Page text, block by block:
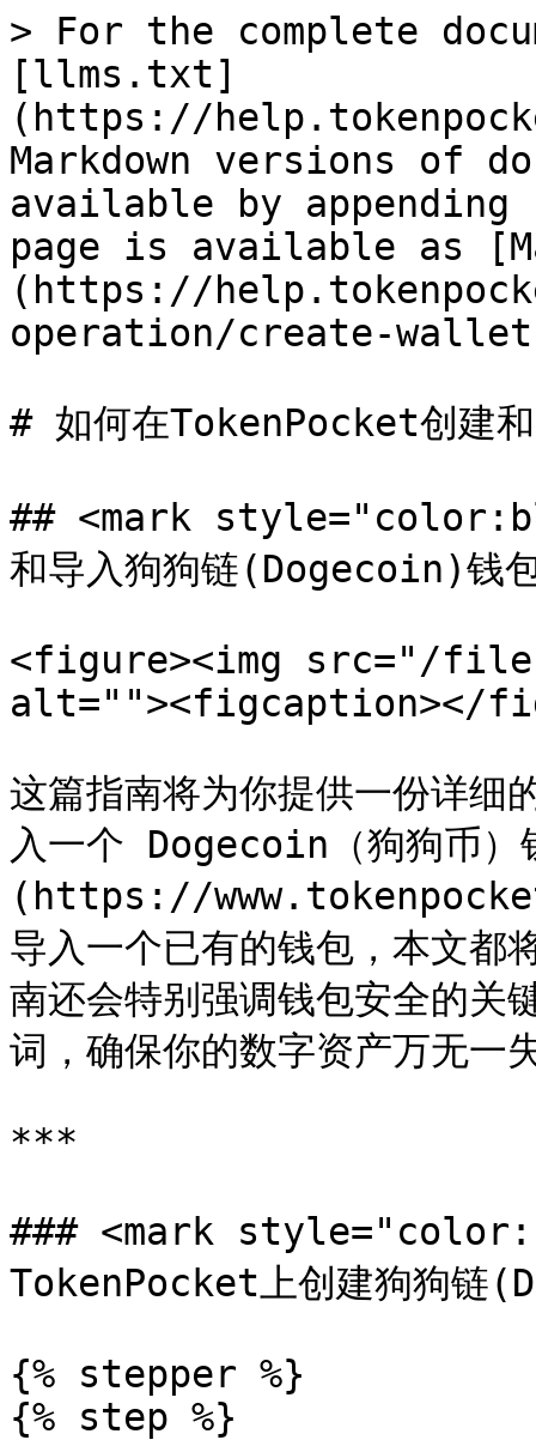
> For the complete
[llms.txt]
(https://
Markdown versions of
available by
page is available as
(https://
operation/create-
# 如何在TokenPocket创建
## <mark
和导入狗狗链(Dogecoin)钱
<figure><img src="/files/
alt=""><figcaption></
这篇指南将为你提供一份详细
入一个 Dogecoin（狗狗币
(https://
导入一个已有的钱包，本文都
南还会特别强调钱包安全的关
词，确保你的数字资产万无一
***
### <mark
TokenPocket上创建狗狗链
{% stepper %}
{% step %}